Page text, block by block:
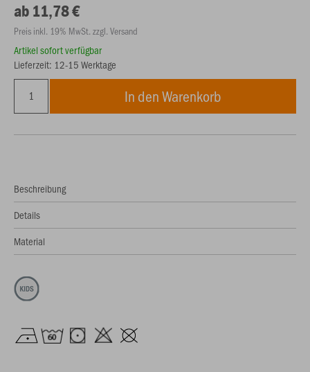
ab 11,78 €
Preis inkl. 19% MwSt. zzgl. Versand
Artikel sofort verfügbar
Lieferzeit: 12-15 Werktage
In den Warenkorb
Beschreibung
Details
Material